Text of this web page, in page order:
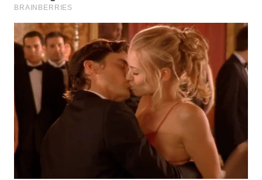
TAPANULI
WN
SAMOSIR
WN
PADANG
LAWAS